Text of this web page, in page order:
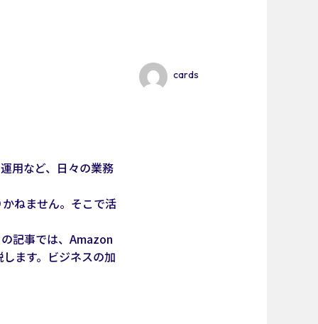
cards
用など、日々の業務
ねません。そこで活
記事では、Amazon
ます。ビジネスの加